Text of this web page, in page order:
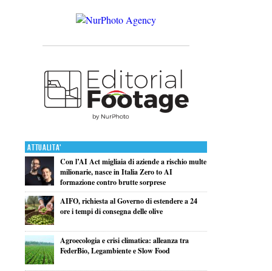
Attualita'
Con l’AI Act migliaia di aziende a rischio multe
milionarie, nasce in Italia Zero to AI
formazione contro brutte sorprese
AIFO, richiesta al Governo di estendere a 24
ore i tempi di consegna delle olive
Agroecologia e crisi climatica: alleanza tra
FederBio, Legambiente e Slow Food